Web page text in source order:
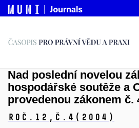
Nad poslední novelou
hospodářské soutěže a
provedenou zákonem č.
Roč.12, č.4 (2004)